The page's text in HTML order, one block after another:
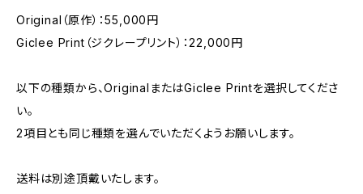
Original（原作）：55,000円
Giclee Print（ジクレープリント）：22,000円
以下の種類から、OriginalまたはGiclee Printを選択してくださ
い。
2項目とも同じ種類を選んでいただくようお願いします。
送料は別途頂戴いたします。